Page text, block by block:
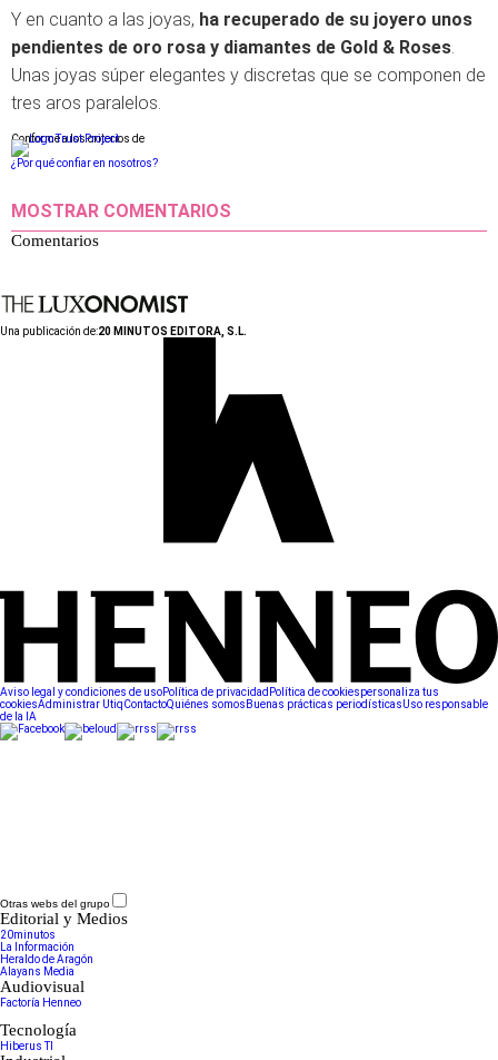
Y en cuanto a las joyas, ha recuperado de su joyero unos
pendientes de oro rosa y diamantes de Gold & Roses
Unas joyas súper elegantes y discretas que se componen de
tres aros paralelos.
Conforme a los criterios de
¿Por qué confiar en nosotros?
MOSTRAR COMENTARIOS
Comentarios
Una publicación de:20 MINUTOS EDITORA, S.L.
Aviso legal y condiciones de usoPolítica de privacidad Política de cookiespersonaliza tus
cookiesAdministrar UtiqContactoQuiénes somos Buenas prácticas periodísticasUso responsable
de la IA
Otras webs del grupo
Editorial y Medios
20minutos
La Información
Heraldo de Aragón
Alayans Media
Audiovisual
Factoría Henneo
Tecnología
Hiberus TI